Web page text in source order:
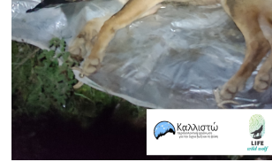
Μ.Δ.Π.Π.
Έργα
Εισιτήρια
Επικοινωνία